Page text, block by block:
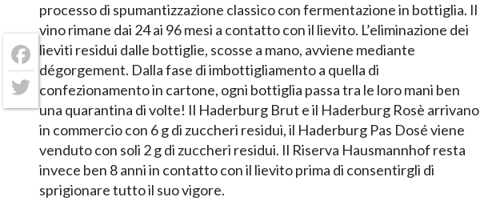
processo di spumantizzazione classico con fermentazione in bottiglia. Il
vino rimane dai 24 ai 96 mesi a contatto con il lievito. L’eliminazione dei
lieviti residui dalle bottiglie, scosse a mano, avviene mediante
dégorgement. Dalla fase di imbottigliamento a quella di
confezionamento in cartone, ogni bottiglia passa tra le loro mani ben
una quarantina di volte! Il Haderburg Brut e il Haderburg Rosè arrivano
in commercio con 6 g di zuccheri residui, il Haderburg Pas Dosé viene
venduto con soli 2 g di zuccheri residui. Il Riserva Hausmannhof resta
invece ben 8 anni in contatto con il lievito prima di consentirgli di
sprigionare tutto il suo vigore.
Facebook
Twitter